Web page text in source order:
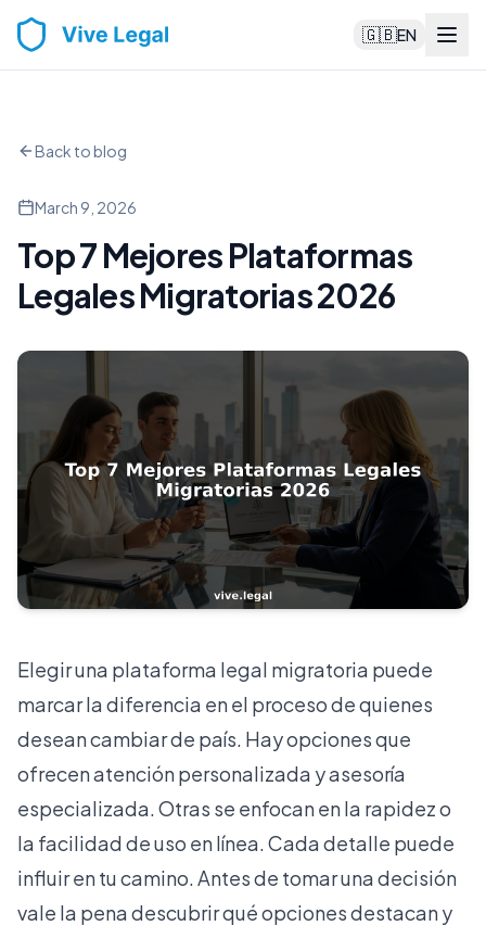
🇬🇧EN
Back to blog
March 9, 2026
Top 7 Mejores Plataformas
Legales Migratorias 2026
Elegir una plataforma legal migratoria puede
marcar la diferencia en el proceso de quienes
desean cambiar de país. Hay opciones que
ofrecen atención personalizada y asesoría
especializada. Otras se enfocan en la rapidez o
la facilidad de uso en línea. Cada detalle puede
influir en tu camino. Antes de tomar una decisión
vale la pena descubrir qué opciones destacan y